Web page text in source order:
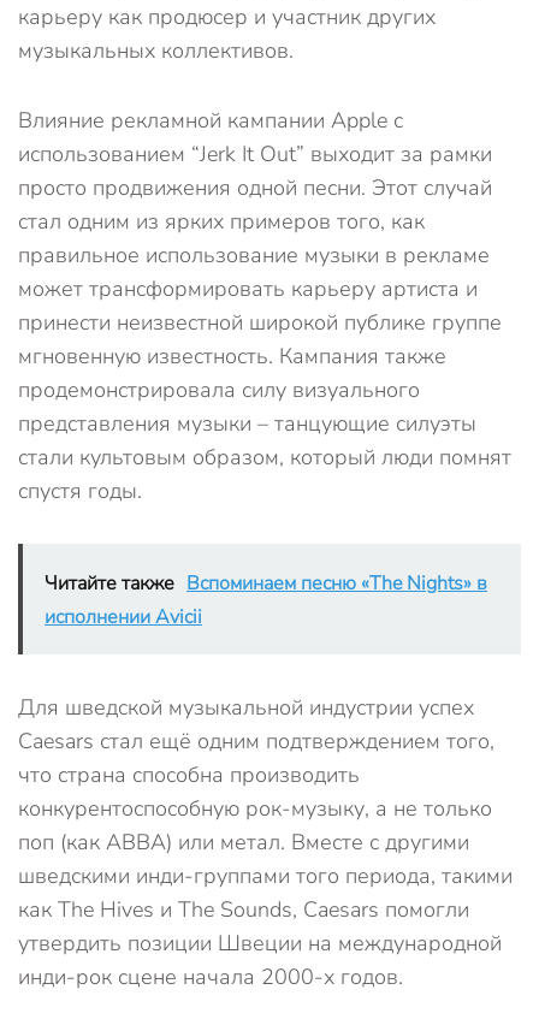
карьеру как продюсер и участник других
музыкальных коллективов.
Влияние рекламной кампании Apple с
использованием “Jerk It Out” выходит за рамки
просто продвижения одной песни. Этот случай
стал одним из ярких примеров того, как
правильное использование музыки в рекламе
может трансформировать карьеру артиста и
принести неизвестной широкой публике группе
мгновенную известность. Кампания также
продемонстрировала силу визуального
представления музыки – танцующие силуэты
стали культовым образом, который люди помнят
спустя годы.
Читайте также Вспоминаем песню «The Nights» в
исполнении Avicii
Для шведской музыкальной индустрии успех
Caesars стал ещё одним подтверждением того,
что страна способна производить
конкурентоспособную рок-музыку, а не только
поп (как ABBA) или метал. Вместе с другими
шведскими инди-группами того периода, такими
как The Hives и The Sounds, Caesars помогли
утвердить позиции Швеции на международной
инди-рок сцене начала 2000-х годов.